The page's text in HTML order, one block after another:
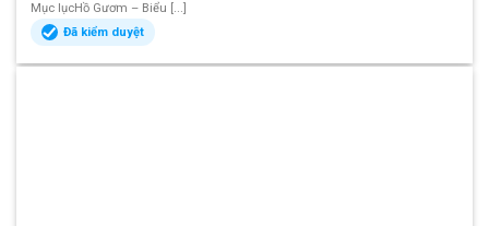
Mục lụcHồ Gươm – Biểu [...]
Đã kiểm duyệt